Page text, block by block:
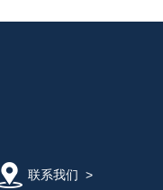
联系我们 >